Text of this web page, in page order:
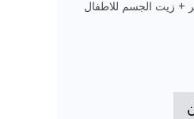
+ زيت الجسم للاطفال